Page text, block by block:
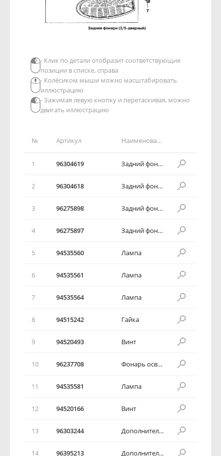
№ Артикул Наименование детали
1 96304619 Задний фонарь
2 96304618 Задний фонарь
3 96275898 Задний фонарь
4 96275897 Задний фонарь
5 94535560 Лампа
6 94535561 Лампа
7 94535564 Лампа
8 94515242 Гайка
9 94520493 Винт
10 96237708 Фонарь освещения номерного знака
11 94535581 Лампа
12 94520166 Винт
13 96303244 Дополнительный стоп-сигнал в сборе
14 96395213 Дополнительный стоп-сигнал в сборе
- Клик по детали отобразит соответствующие
позиции в списке, справа
- Колёсиком мыши можно масштабировать
иллюстрацию
- Зажимая левую кнопку и перетаскивая, можно
двигать иллюстрацию